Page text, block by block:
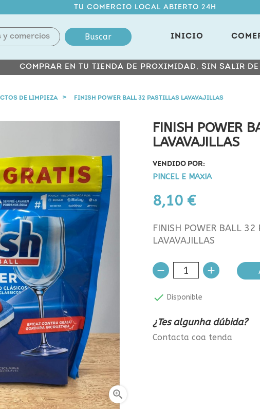
TU COMERCIO LOCAL ABIERTO 24H
Buscar INICIO
COMPRAR EN TU TIENDA DE PROXIMIDAD, SIN SALIR
DE LIMPIEZA FINISH POWER BALL 32 PASTILLAS LAVAVAJILLAS

FINISH POWER
LAVAVAJILLAS
VENDIDO POR:
PINCEL E MAXIA
8,10 €
FINISH POWER BALL 32
LAVAVAJILLAS
 Disponible
¿Tes algunha dúbida?
Contacta coa tenda